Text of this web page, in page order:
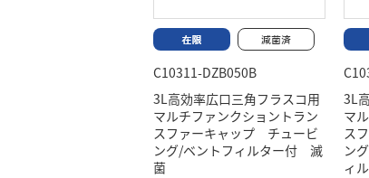
C10311-DZB050B
3L高効率広口三角フラスコ用
マルチファンクショントラン
スファーキャップ チュービ
ング/ベントフィルター付 滅
菌
3L
マ
ス
ン
ィ